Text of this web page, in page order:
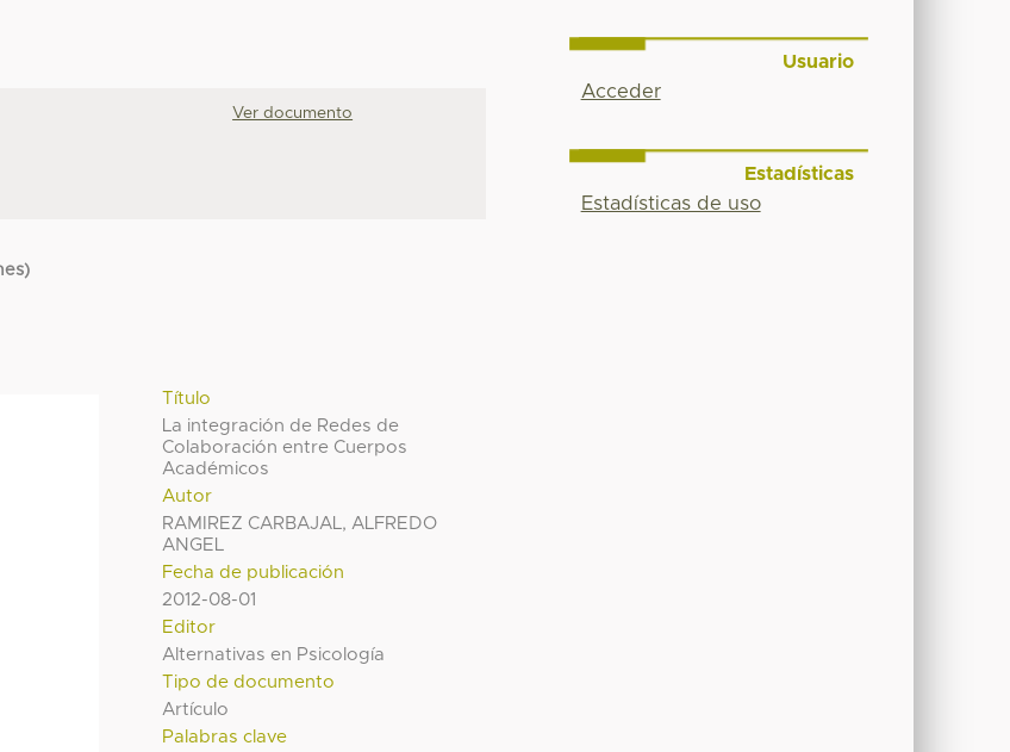
Ver documento
Título
La integración de Redes de
Colaboración entre Cuerpos
Académicos
Autor
RAMIREZ CARBAJAL, ALFREDO
ANGEL
Fecha de publicación
2012-08-01
Editor
Alternativas en Psicología
Tipo de documento
Artículo
Palabras clave
Usuario
Acceder
Estadísticas
Estadísticas de uso